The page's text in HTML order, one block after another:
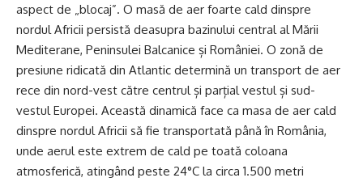
aspect de „blocaj”. O masă de aer foarte cald dinspre
nordul Africii persistă deasupra bazinului central al Mării
Mediterane, Peninsulei Balcanice și României. O zonă de
presiune ridicată din Atlantic determină un transport de aer
rece din nord-vest către centrul și parțial vestul și sud-
vestul Europei. Această dinamică face ca masa de aer cald
dinspre nordul Africii să fie transportată până în România,
unde aerul este extrem de cald pe toată coloana
atmosferică, atingând peste 24°C la circa 1.500 metri